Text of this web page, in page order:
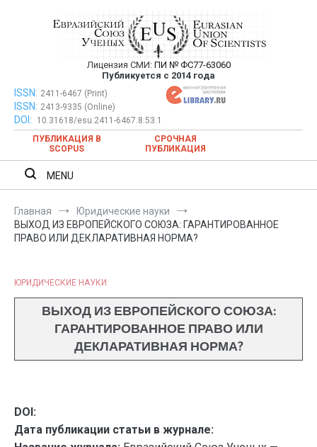
Евразийский Союз Ученых —
публикация научных статей в
ежемесячном научном журнале
Лицензия СМИ: ПИ № ФС77-63060
Публикуется с 2014 года
Евразийский Союз Ученых — публикация научных статей в
ежемесячном научном журнале
ISSN: 2411-6467 (Print)
ISSN: 2413-9335 (Online)
DOI:
10.31618/esu.2411-6467.8.53.1
ПУБЛИКАЦИЯ В
SCOPUS
СРОЧНАЯ
ПУБЛИКАЦИЯ
MENU
Главная
Юридические науки
ВЫХОД ИЗ ЕВРОПЕЙСКОГО СОЮЗА: ГАРАНТИРОВАННОЕ
ПРАВО ИЛИ ДЕКЛАРАТИВНАЯ НОРМА?
ЮРИДИЧЕСКИЕ НАУКИ
ВЫХОД ИЗ ЕВРОПЕЙСКОГО СОЮЗА:
ГАРАНТИРОВАННОЕ ПРАВО ИЛИ
ДЕКЛАРАТИВНАЯ НОРМА?
DOI:
Дата публикации статьи в журнале: